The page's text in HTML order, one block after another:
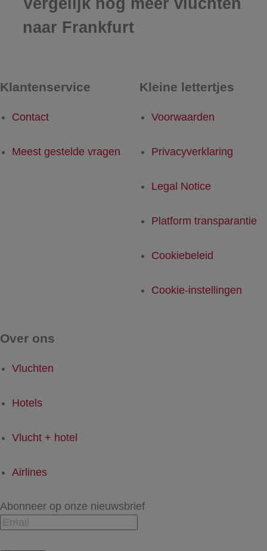
Vergelijk nog meer vluchten
naar Frankfurt
Klantenservice
Contact
Meest gestelde vragen
Kleine lettertjes
Voorwaarden
Privacyverklaring
Legal Notice
Platform transparantie
Cookiebeleid
Cookie-instellingen
Over ons
Vluchten
Hotels
Vlucht + hotel
Airlines
Abonneer op onze nieuwsbrief